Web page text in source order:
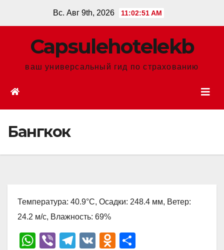
Вс. Авг 9th, 2026 11:02:53 AM
Сapsulehotelekb
ваш универсальный гид по страхованию
Бангкок
Температура: 40.9°C, Осадки: 248.4 мм, Ветер:
24.2 м/с, Влажность: 69%
W
Vi
T
V
O